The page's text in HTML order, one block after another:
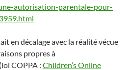
autorisation-parentale-pour-
en décalage avec la réalité vécue
propres à
COPPA : Children’s Online